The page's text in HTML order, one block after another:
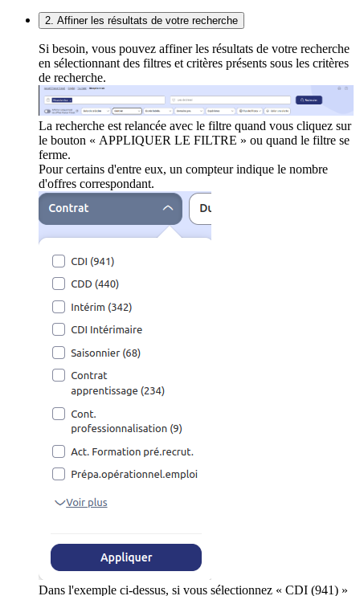
2. Affiner les résultats de votre recherche
Si besoin, vous pouvez affiner les résultats de votre recherche
en sélectionnant des filtres et critères présents sous les critères
de recherche.
La recherche est relancée avec le filtre quand vous cliquez sur
le bouton « APPLIQUER LE FILTRE » ou quand le filtre se
ferme.
Pour certains d'entre eux, un compteur indique le nombre
d'offres correspondant.
Dans l'exemple ci-dessus, si vous sélectionnez « CDI (941) »